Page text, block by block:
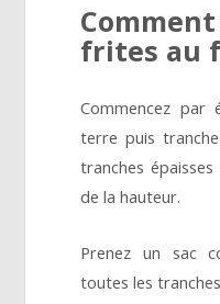
frites au
Commencez par
terre puis
tranches
de la hauteur.
Prenez un sac
toutes les